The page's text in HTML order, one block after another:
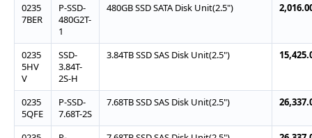
0235
7BER
P-SSD-
480G2T-
1
480GB SSD SATA Disk Unit(2.5")
0235
5HV
V
SSD-
3.84T-
2S-H
3.84TB SSD SAS Disk Unit(2.5")
0235
5QFE
P-SSD-
7.68T-2S
7.68TB SSD SAS Disk Unit(2.5")